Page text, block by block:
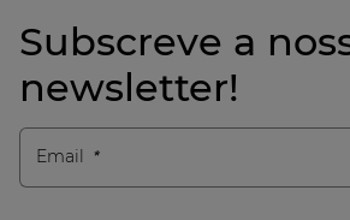
Subscreve a
newsletter!
Email